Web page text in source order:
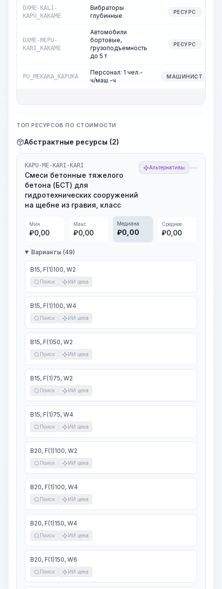
DXME-KALI-
KAPU_KAKAME
Вибраторы
глубинные
РЕСУРС
DXME-MEPU-
KARI_KAKAME
Автомобили
бортовые,
грузоподъемность
до 5 т
РЕСУРС
PU_MEKAKA_KAPUKA
Персонал: 1 чел.-
ч/маш.-ч
МАШИНИСТ
ТОП РЕСУРСОВ ПО СТОИМОСТИ
Абстрактные ресурсы (2)
KAPU-ME-KARI-KARI
Смеси бетонные тяжелого
бетона (БСТ) для
гидротехнических сооружений
на щебне из гравия, класс
Альтернативы
Мин
₽0,00
Макс
₽0,00
Медиана
₽0,00
Среднее
₽0,00
Варианты (49)
В15, F(1)100, W2
Поиск ИИ цена
В15, F(1)100, W4
Поиск ИИ цена
В15, F(1)50, W2
Поиск ИИ цена
В15, F(1)75, W2
Поиск ИИ цена
В15, F(1)75, W4
Поиск ИИ цена
В20, F(1)100, W2
Поиск ИИ цена
В20, F(1)100, W4
Поиск ИИ цена
В20, F(1)150, W4
Поиск ИИ цена
В20, F(1)150, W6
Поиск ИИ цена